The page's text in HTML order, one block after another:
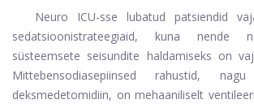
Neuro ICU-sse lubatud patsiendid
sedatsioonistrateegiaid, kuna nende
süsteemsete seisundite haldamiseks on
Mittebensodiasepiinsed rahustid,
deksmedetomidiin, on mehaaniliselt